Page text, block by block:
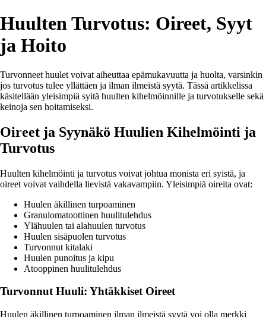
Huulten Turvotus: Oireet, Syyt
ja Hoito
Turvonneet huulet voivat aiheuttaa epämukavuutta ja huolta, varsinkin
jos turvotus tulee yllättäen ja ilman ilmeistä syytä. Tässä artikkelissa
käsitellään yleisimpiä syitä huulten kihelmöinnille ja turvotukselle sekä
keinoja sen hoitamiseksi.
Oireet ja Syynäkö Huulien Kihelmöinti ja
Turvotus
Huulten kihelmöinti ja turvotus voivat johtua monista eri syistä, ja
oireet voivat vaihdella lievistä vakavampiin. Yleisimpiä oireita ovat:
Huulen äkillinen turpoaminen
Granulomatoottinen huulitulehdus
Ylähuulen tai alahuulen turvotus
Huulen sisäpuolen turvotus
Turvonnut kitalaki
Huulen punoitus ja kipu
Atooppinen huulitulehdus
Turvonnut Huuli: Yhtäkkiset Oireet
Huulen äkillinen turpoaminen ilman ilmeistä syytä voi olla merkki